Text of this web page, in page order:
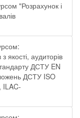
"Розрахунок і
якості, аудиторів
ДСТУ EN
ДСТУ ISO